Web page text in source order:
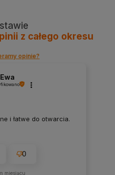
z całego okresu
opinie?
Ewa
i łatwe do otwarcia.
0
miesiącu